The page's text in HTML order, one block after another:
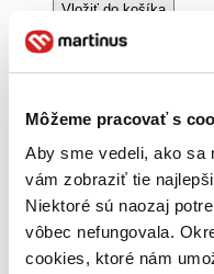
Môžeme pracovať s
Aby sme vedeli, ako sa
vám zobraziť tie
Niektoré sú naozaj
vôbec nefungovala.
cookies, ktoré nám
Vložiť do košíka